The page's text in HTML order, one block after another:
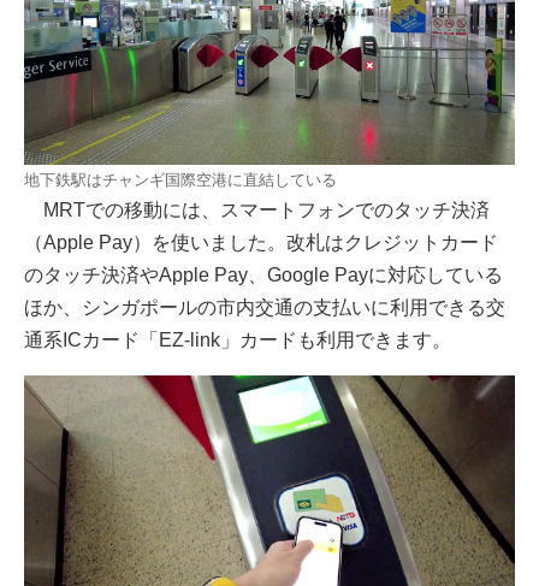
地下鉄駅はチャンギ国際空港に直結している
MRTでの移動には、スマートフォンでのタッチ決済
（Apple Pay）を使いました。改札はクレジットカード
のタッチ決済やApple Pay、Google Payに対応している
ほか、シンガポールの市内交通の支払いに利用できる交
通系ICカード「EZ-link」カードも利用できます。